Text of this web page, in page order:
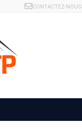
CONTACTEZ-NOUS